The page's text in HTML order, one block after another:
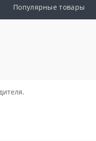
Популярные товары